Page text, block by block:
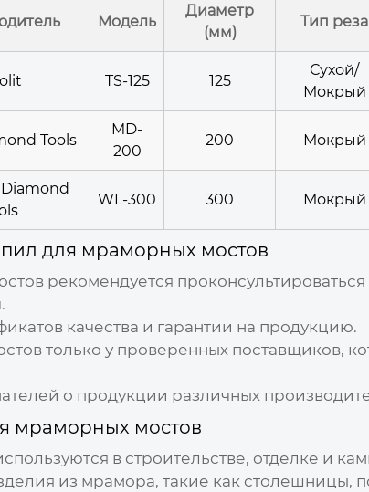
Модель
Диаметр
(мм)
Тип реза
TS-125 125
Сухой/
Мокрый
Tools
MD-
200
200 Мокрый
WL-300 300 Мокрый
пил для мраморных мостов
рекомендуется
качества и гарантии на продукцию.
только у проверенных поставщиков,
о продукции различных
мраморных мостов
в строительстве, отделке и
из мрамора, такие как столешницы,